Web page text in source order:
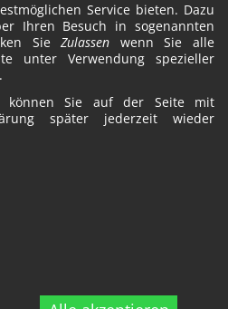
Service bieten. Dazu
Ihren Besuch in sogenannten
SieZulassen wenn Sie alle
unter Verwendung spezieller
können Sie auf der Seite mit
später jederzeit wieder